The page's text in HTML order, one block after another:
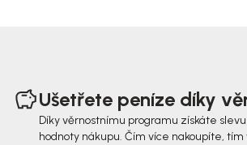
Ušetřete peníze díky
Díky věrnostnímu programu získáte slevu
hodnoty nákupu. Čím více nakoupíte, tím